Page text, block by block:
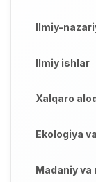
Ilmiy-
Ilmiy ishlar
Xalqaro
Ekologiya
Madaniy